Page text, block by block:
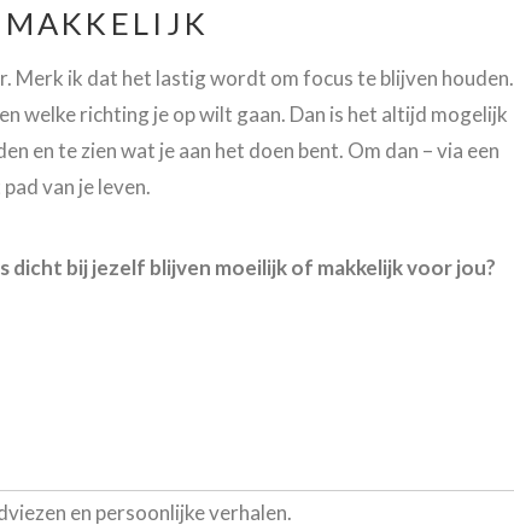
Merk ik dat het lastig wordt om focus te blijven houden.
welke richting je op wilt gaan. Dan is het altijd mogelijk
en te zien wat je aan het doen bent. Om dan – via een
van je leven.
dicht bij jezelf blijven moeilijk of makkelijk voor jou?
en persoonlijke verhalen.